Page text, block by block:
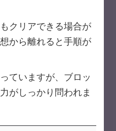
クリアできる場合が
から離れると手順が
ていますが、ブロッ
がしっかり問われま